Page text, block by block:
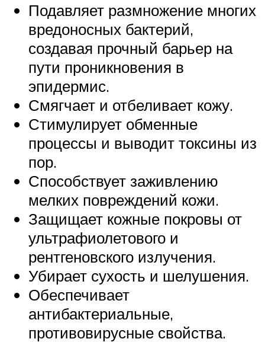
Подавляет размножение многих
вредоносных бактерий,
создавая прочный барьер на
пути проникновения в
эпидермис.
Смягчает и отбеливает кожу.
Стимулирует обменные
процессы и выводит токсины из
пор.
Способствует заживлению
мелких повреждений кожи.
Защищает кожные покровы от
ультрафиолетового и
рентгеновского излучения.
Убирает сухость и шелушения.
Обеспечивает
антибактериальные,
противовирусные свойства.